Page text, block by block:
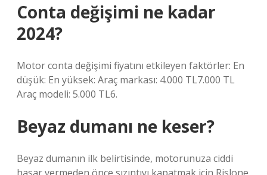
Conta değişimi ne kadar
2024?
Motor conta değişimi fiyatını etkileyen faktörler: En
düşük: En yüksek: Araç markası: 4.000 TL7.000 TL
Araç modeli: 5.000 TL6.
Beyaz dumanı ne keser?
Beyaz dumanın ilk belirtisinde, motorunuza ciddi